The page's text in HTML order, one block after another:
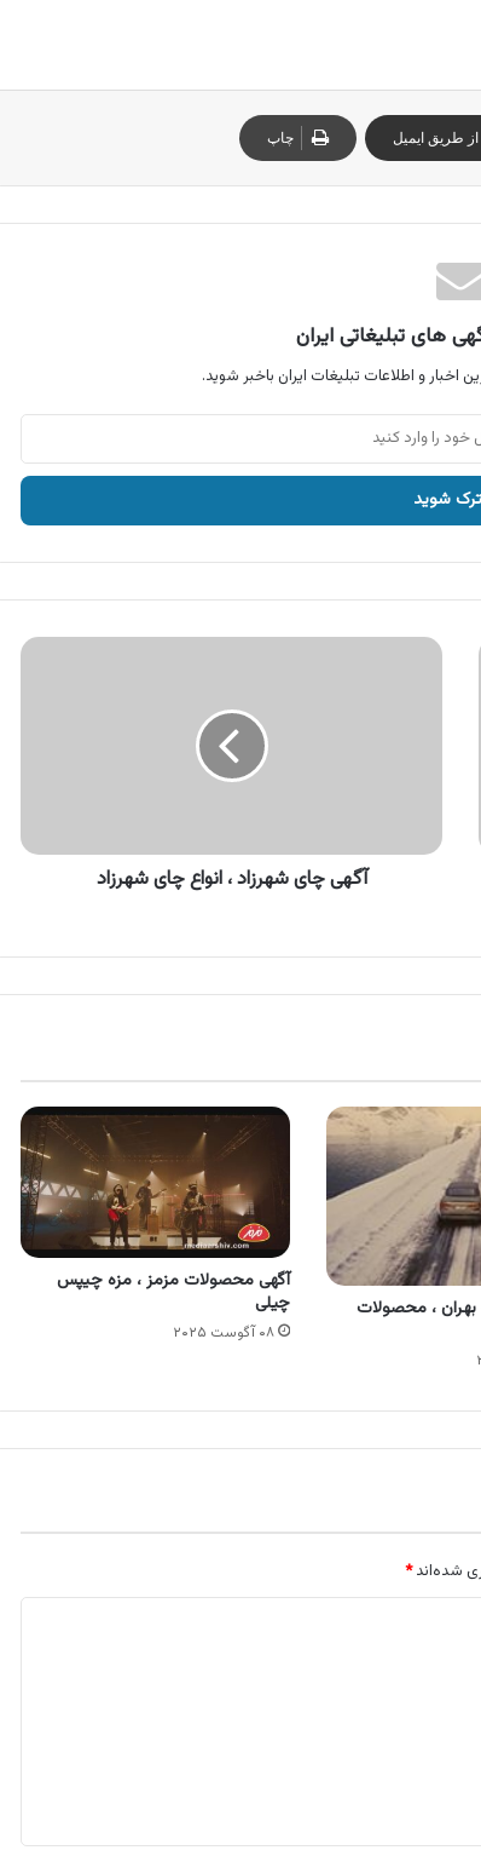
طریق ایمیل چاپ
های تبلیغاتی ایران
اخبار و اطلاعات تبلیغات ایران باخبر شوید.
آگهی
آگهی چای شهرزاد ، انواع چای شهرزاد
، محصولات
آگهی محصولات مزمز ، مزه چیپس
چیلی
۰۸ آگوست ۲۰۲۵
شده‌اند*